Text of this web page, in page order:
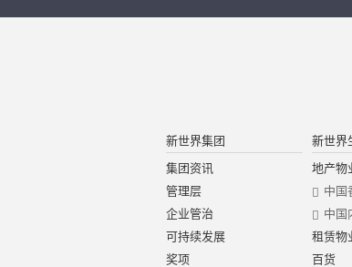
新世界集团
集团资讯
管理层
企业管治
可持续发展
奖项
新世界
地产物
中国
中国
租赁物
百货